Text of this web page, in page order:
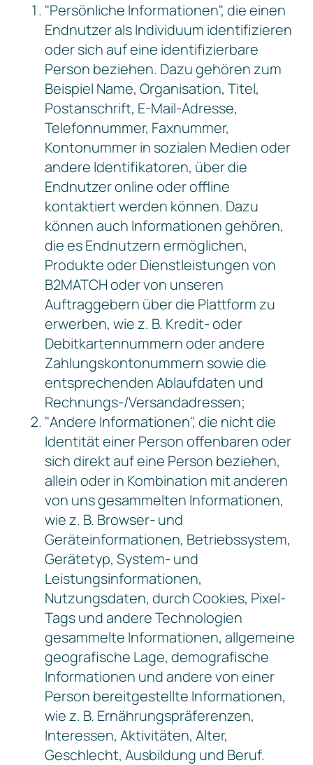
"Persönliche Informationen", die einen
Endnutzer als Individuum identifizieren
oder sich auf eine identifizierbare
Person beziehen. Dazu gehören zum
Beispiel Name, Organisation, Titel,
Postanschrift, E-Mail-Adresse,
Telefonnummer, Faxnummer,
Kontonummer in sozialen Medien oder
andere Identifikatoren, über die
Endnutzer online oder offline
kontaktiert werden können. Dazu
können auch Informationen gehören,
die es Endnutzern ermöglichen,
Produkte oder Dienstleistungen von
B2MATCH oder von unseren
Auftraggebern über die Plattform zu
erwerben, wie z. B. Kredit- oder
Debitkartennummern oder andere
Zahlungskontonummern sowie die
entsprechenden Ablaufdaten und
Rechnungs-/Versandadressen;
"Andere Informationen", die nicht die
Identität einer Person offenbaren oder
sich direkt auf eine Person beziehen,
allein oder in Kombination mit anderen
von uns gesammelten Informationen,
wie z. B. Browser- und
Geräteinformationen, Betriebssystem,
Gerätetyp, System- und
Leistungsinformationen,
Nutzungsdaten, durch Cookies, Pixel-
Tags und andere Technologien
gesammelte Informationen, allgemeine
geografische Lage, demografische
Informationen und andere von einer
Person bereitgestellte Informationen,
wie z. B. Ernährungspräferenzen,
Interessen, Aktivitäten, Alter,
Geschlecht, Ausbildung und Beruf.